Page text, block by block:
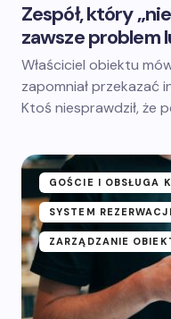
Zespół, który
zawsze problem
Właściciel obiektu
zapomniał przekazać
Ktoś niesprawdził, że
GOŚCIE I OBSŁUGA
SYSTEM
ZARZĄDZANIE